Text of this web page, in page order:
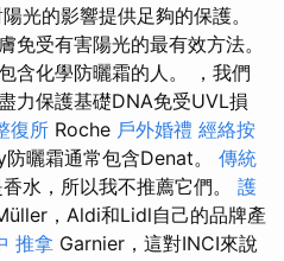
光的影響提供足夠的保護。
免受有害陽光的最有效方法。
含化學防曬霜的人。 ，我們
力保護基礎DNA免受UVL損
復所 Roche 戶外婚禮 經絡按
防曬霜通常包含Denat。 傳統
水，所以我不推薦它們。 護
，Aldi和Lidl自己的品牌產
推拿 Garnier，這對INCI來說